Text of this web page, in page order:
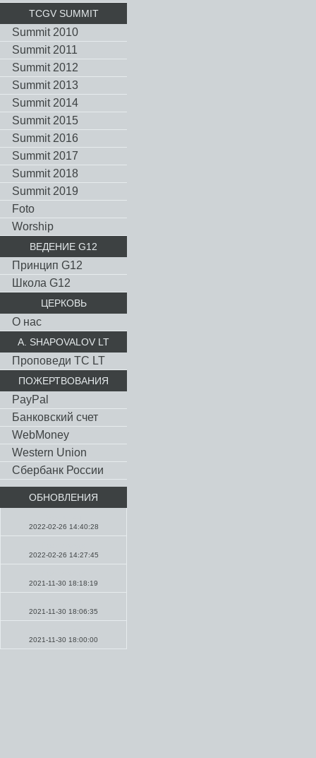
TCGV SUMMIT
Summit 2010
Summit 2011
Summit 2012
Summit 2013
Summit 2014
Summit 2015
Summit 2016
Summit 2017
Summit 2018
Summit 2019
Foto
Worship
ВЕДЕНИЕ G12
Принцип G12
Школа G12
ЦЕРКОВЬ
О нас
A. SHAPOVALOV LT
Проповеди TC LT
ПОЖЕРТВОВАНИЯ
PayPal
Банковский счет
WebMoney
Western Union
Сбербанк России
ОБНОВЛЕНИЯ
2022-02-26 14:40:28
2022-02-26 14:27:45
2021-11-30 18:18:19
2021-11-30 18:06:35
2021-11-30 18:00:00